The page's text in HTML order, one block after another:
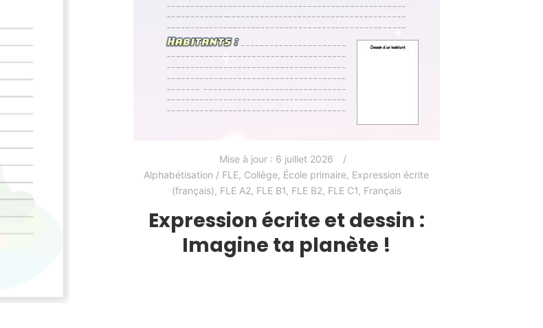
Mise à jour : 6 juillet 2026
Alphabétisation / FLE, Collège, École primaire, Expression écrite
(français), FLE A2, FLE B1, FLE B2, FLE C1, Français
Expression écrite et dessin :
Imagine ta planète !